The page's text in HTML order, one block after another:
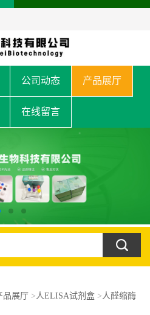
公司动态 产品展厅
在线留言
品展厅> 人ELISA试剂盒> 人醛缩酶